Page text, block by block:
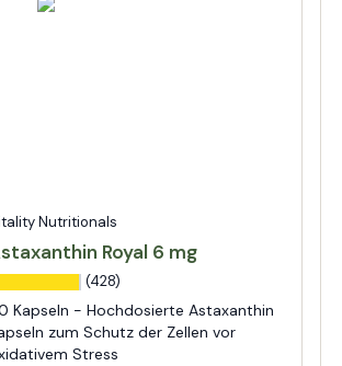
Nutritionals
Royal 6 mg
(428)
Kapseln - Hochdosierte Astaxanthin
zum Schutz der Zellen vor
Stress